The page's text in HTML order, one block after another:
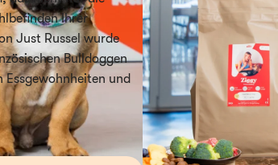
Ihrer
Just Russel wurde
Bulldoggen
und